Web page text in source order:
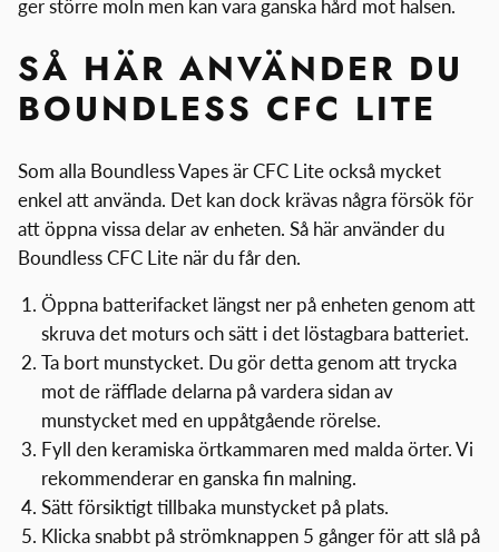
ger större moln men kan vara ganska hård mot halsen.
SÅ HÄR ANVÄNDER DU
BOUNDLESS CFC LITE
Som alla Boundless Vapes är CFC Lite också mycket
enkel att använda. Det kan dock krävas några försök för
att öppna vissa delar av enheten. Så här använder du
Boundless CFC Lite när du får den.
Öppna batterifacket längst ner på enheten genom att
skruva det moturs och sätt i det löstagbara batteriet.
Ta bort munstycket. Du gör detta genom att trycka
mot de räfflade delarna på vardera sidan av
munstycket med en uppåtgående rörelse.
Fyll den keramiska örtkammaren med malda örter. Vi
rekommenderar en ganska fin malning.
Sätt försiktigt tillbaka munstycket på plats.
Klicka snabbt på strömknappen 5 gånger för att slå på